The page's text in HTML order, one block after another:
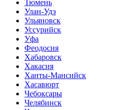
Тюмень
Улан-Удэ
Ульяновск
Уссурийск
Уфа
Феодосия
Хабаровск
Хакасия
Ханты-Мансийск
Хасавюрт
Чебоксары
Челябинск